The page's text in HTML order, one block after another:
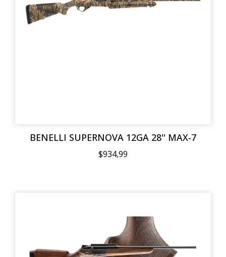
BENELLI SUPERNOVA 12GA 28'' MAX-7
$934,99